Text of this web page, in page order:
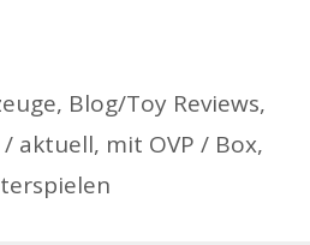
, Blog/Toy Reviews,
/ aktuell, mit OVP / Box,